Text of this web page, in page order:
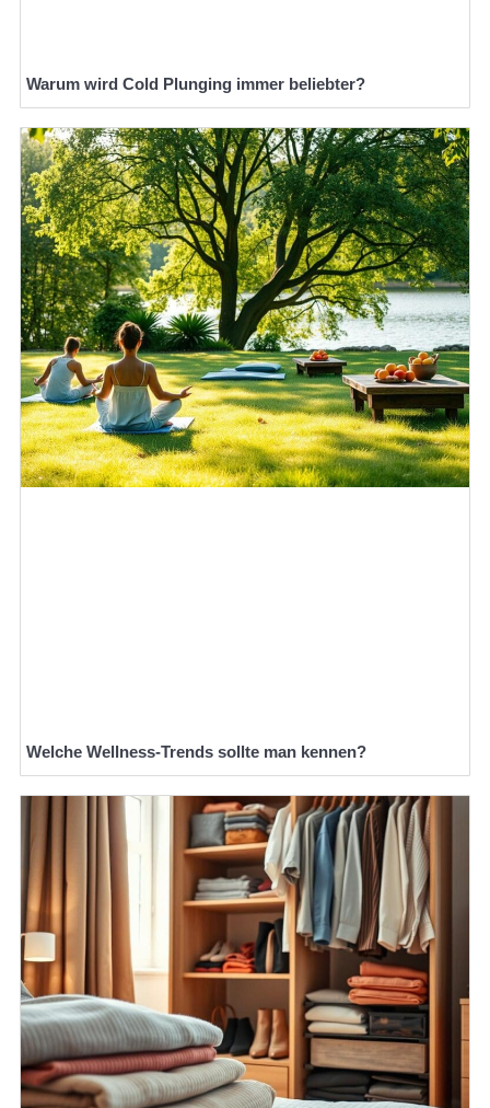
Warum wird Cold Plunging immer beliebter?
Welche Wellness-Trends sollte man kennen?